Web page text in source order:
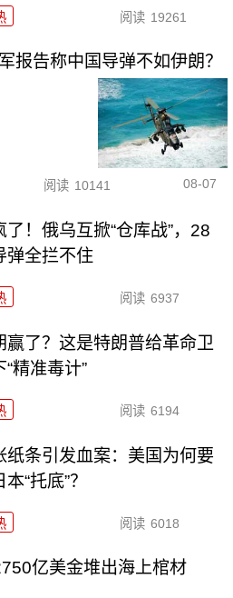
阅读 19261
报告称中国导弹不如伊朗？
阅读 10141 08-07
了！俄乌互掀“仓库战”，28
弹全拦不住
阅读 6937
赢了？这是特朗普给革命卫
“精准毒计”
阅读 6194
纸条引发血案：美国为何要
“托底”？
阅读 6018
亿美金堆出海上棺材